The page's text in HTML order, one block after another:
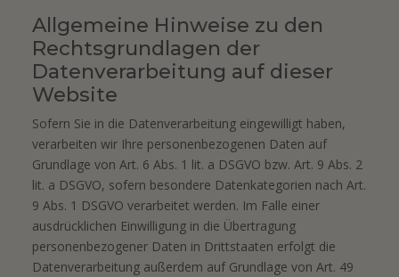
Allgemeine Hinweise zu den
Rechtsgrundlagen der
Datenverarbeitung auf dieser
Website
Sofern Sie in die Datenverarbeitung eingewilligt haben,
verarbeiten wir Ihre personenbezogenen Daten auf
Grundlage von Art. 6 Abs. 1 lit. a DSGVO bzw. Art. 9 Abs. 2
lit. a DSGVO, sofern besondere Datenkategorien nach Art.
9 Abs. 1 DSGVO verarbeitet werden. Im Falle einer
ausdrücklichen Einwilligung in die Übertragung
personenbezogener Daten in Drittstaaten erfolgt die
Datenverarbeitung außerdem auf Grundlage von Art. 49